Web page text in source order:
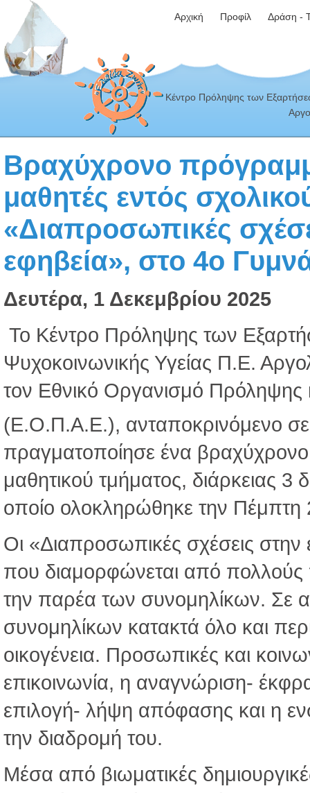
Αρχική Προφίλ Δράση -
Κέντρο Πρόληψης των
Βραχύχρονο
μαθητές εντός
«Διαπροσωπικές
εφηβεία», στο 4ο
Δευτέρα, 1 Δεκεμβρίου 2025
Το Κέντρο Πρόληψης των
Ψυχοκοινωνικής Υγείας Π.Ε.
τον Εθνικό Οργανισμό Πρόληψης
(Ε.Ο.Π.Α.Ε.), ανταποκρινόμενο σε
πραγματοποίησε ένα
μαθητικού τμήματος, διάρκειας
οποίο ολοκληρώθηκε την
Οι «Διαπροσωπικές σχέσεις στην
που διαμορφώνεται από πολλούς
την παρέα των συνομηλίκων. Σε
συνομηλίκων κατακτά όλο και
οικογένεια. Προσωπικές και
επικοινωνία, η αναγνώριση-
επιλογή- λήψη απόφασης και η
την διαδρομή του.
Μέσα από βιωματικές